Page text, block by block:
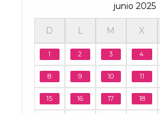
junio 2025
D L M X
1 2 3 4
8 9 10 11
15 16 17 18